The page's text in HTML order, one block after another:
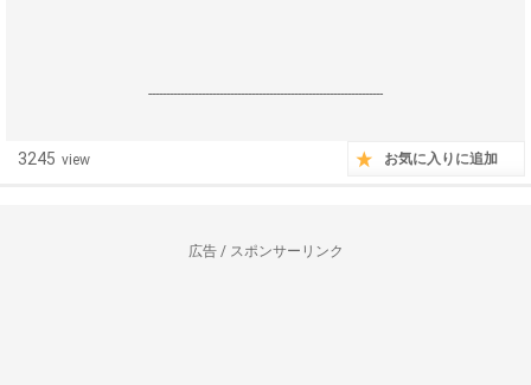
------------------------------------------------------------------
3245 view お気に入りに追加
広告 / スポンサーリンク